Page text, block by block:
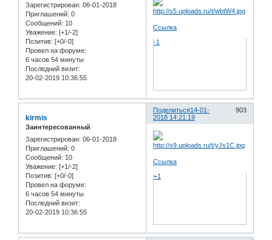
Зарегистрирован: 06-01-2018
Приглашений: 0
Сообщений: 10
Уважение: [+1/-2]
Позитив: [+0/-0]
Провел на форуме:
6 часов 54 минуты
Последний визит:
20-02-2019 10:36:55
Ссылка
-1
Поделиться 903
14-01-
2018 14:21:19
kirmis
Заинтересованный
Зарегистрирован: 06-01-2018
Приглашений: 0
Сообщений: 10
Уважение: [+1/-2]
Позитив: [+0/-0]
Провел на форуме:
6 часов 54 минуты
Последний визит:
20-02-2019 10:36:55
Ссылка
+1